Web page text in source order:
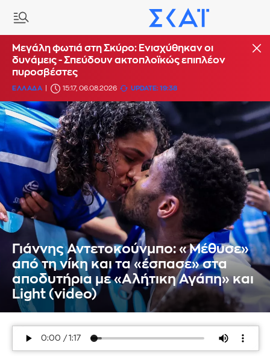
Μεγάλη φωτιά στη Σκύρο: Ενισχύθηκαν οι
δυνάμεις - Σπεύδουν ακτοπλοϊκώς επιπλέον
πυροσβέστες
ΕΛΛΑΔΑ 15:17, 06.08.2026 UPDATE: 19:38
Γιάννης Αντετοκούνμπο: «Μέθυσε»
από τη νίκη και τα «έσπασε» στα
αποδυτήρια με «Αλήτικη Αγάπη» και
Light (video)